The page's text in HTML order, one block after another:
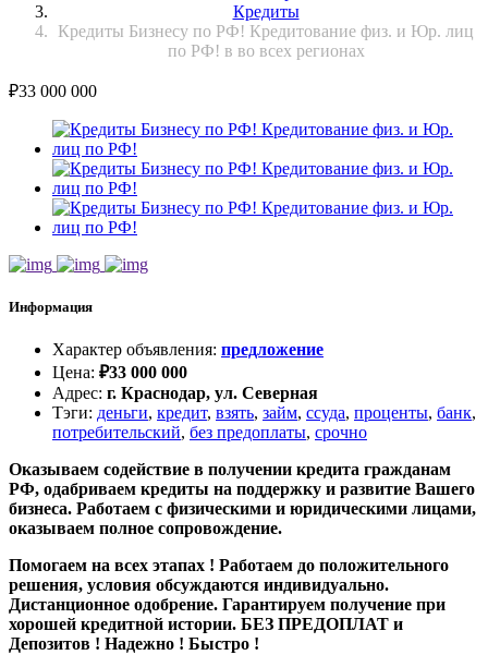
Кредиты
Кредиты Бизнесу по РФ! Кредитование физ. и Юр. лиц
по РФ! в во всех регионах
₽33 000 000
Информация
Характер объявления: предложение
Цена: ₽33 000 000
Адрес: г. Краснодар, ул. Северная
Тэги: деньги, кредит, взять, займ, ссуда, проценты, банк,
потребительский, без предоплаты, срочно
Оказываем содействие в получении кредита гражданам
РФ, одабриваем кредиты на поддержку и развитие Вашего
бизнеса. Работаем с физическими и юридическими лицами,
оказываем полное сопровождение.
Помогаем на всех этапах ! Работаем до положительного
решения, условия обсуждаются индивидуально.
Дистанционное одобрение. Гарантируем получение при
хорошей кредитной истории. БЕЗ ПРЕДОПЛАТ и
Депозитов ! Надежно ! Быстро !